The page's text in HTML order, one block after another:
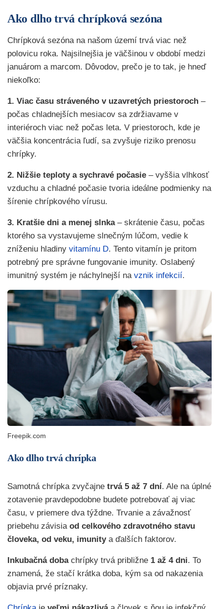
Ako dlho trvá chrípková sezóna
Chrípková sezóna na našom území trvá viac než
polovicu roka. Najsilnejšia je väčšinou v období medzi
januárom a marcom. Dôvodov, prečo je to tak, je hneď
niekoľko:
1. Viac času stráveného v uzavretých priestoroch –
počas chladnejších mesiacov sa zdržiavame v
interiéroch viac než počas leta. V priestoroch, kde je
väčšia koncentrácia ľudí, sa zvyšuje riziko prenosu
chrípky.
2. Nižšie teploty a sychravé počasie – vyššia vlhkosť
vzduchu a chladné počasie tvoria ideálne podmienky na
šírenie chrípkového vírusu.
3. Kratšie dni a menej slnka – skrátenie času, počas
ktorého sa vystavujeme slnečným lúčom, vedie k
zníženiu hladiny vitamínu D. Tento vitamín je pritom
potrebný pre správne fungovanie imunity. Oslabený
imunitný systém je náchylnejší na vznik infekcií.
Freepik.com
Ako dlho trvá chrípka
Samotná chrípka zvyčajne trvá 5 až 7 dní. Ale na úplné
zotavenie pravdepodobne budete potrebovať aj viac
času, v priemere dva týždne. Trvanie a závažnosť
priebehu závisia od celkového zdravotného stavu
človeka, od veku, imunitya ďalších faktorov.
Inkubačná doba chrípky trvá približne 1 až 4 dni. To
znamená, že stačí krátka doba, kým sa od nakazenia
objavia prvé príznaky.